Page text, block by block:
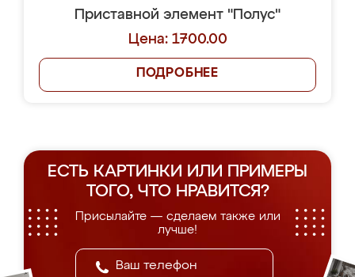
Приставной элемент "Полус"
Цена: 1700.00
ПОДРОБНЕЕ
ЕСТЬ КАРТИНКИ ИЛИ ПРИМЕРЫ
ТОГО, ЧТО НРАВИТСЯ?
Присылайте — сделаем также или
лучше!